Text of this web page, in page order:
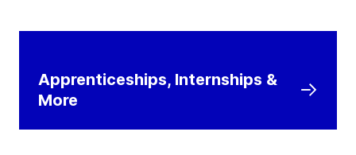
Apprenticeships, Internships &
More